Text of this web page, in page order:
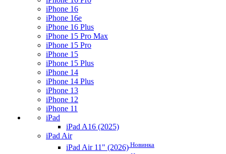
iPhone 16
iPhone 16e
iPhone 16 Plus
iPhone 15 Pro Max
iPhone 15 Pro
iPhone 15
iPhone 15 Plus
iPhone 14
iPhone 14 Plus
iPhone 13
iPhone 12
iPhone 11
iPad
iPad A16 (2025)
iPad Air
iPad Air 11" (2026) Новинка